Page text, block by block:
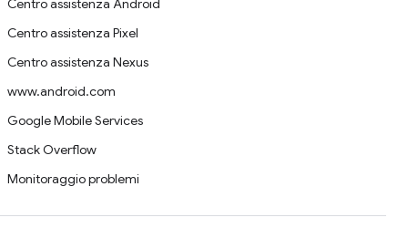
Centro assistenza Android
Centro assistenza Pixel
Centro assistenza Nexus
www.android.com
Google Mobile Services
Stack Overflow
Monitoraggio problemi